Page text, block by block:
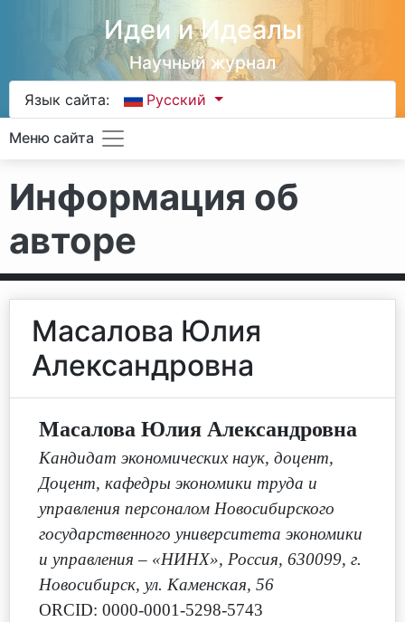
Идеи и Идеалы
Научный журнал
Язык сайта: Русский
Меню сайта
Информация об
авторе
Масалова Юлия
Александровна
Масалова Юлия Александровна
Кандидат экономических наук, доцент,
Доцент, кафедры экономики труда и
управления персоналом Новосибирского
государственного университета экономики
и управления – «НИНХ», Россия, 630099, г.
Новосибирск, ул. Каменская, 56
ORCID: 0000-0001-5298-5743